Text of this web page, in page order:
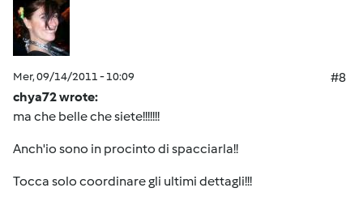
Mer, 09/14/2011 - 10:09
#8
chya72 wrote:
ma che belle che siete!!!!!!!
Anch'io sono in procinto di spacciarla!!
Tocca solo coordinare gli ultimi dettagli!!!